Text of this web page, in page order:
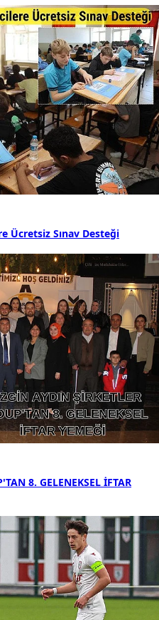
Ücretsiz Sınav Desteği
8. GELENEKSEL İFTAR